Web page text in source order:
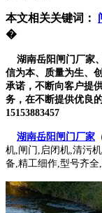
本文相关关键词：
�
湖南岳阳闸门厂家
信为本、质量为生、
承诺，不断向客户提
务，在不断提供优良
15153883457
湖南岳阳闸门厂家
机,闸门,启闭机,清污
备,精工细作,型号齐全